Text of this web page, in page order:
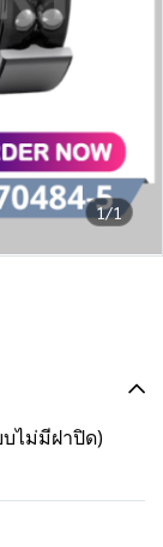
1/1
ไม่มีฝาปิด)